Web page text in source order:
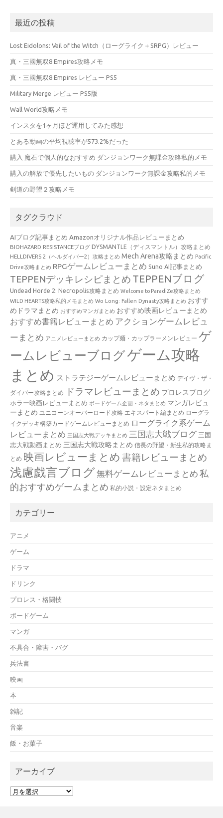
最近の投稿
Lost Eidolons: Veil of the Witch（ローグライク＋SRPG）レビュー
真・三國無双8 Empires攻略メモ
真・三國無双8 Empires レビュー PS5
Military Merge レビュー PS5版
Wall World攻略メモ
インスタを1ヶ月ほど運用してみた感想
とある動画の平均視聴率が573.2%だった
購入 魔石で個人的なおすすめ ダンジョンワーク無課金攻略私的メモ
購入の解放で優先したいもの ダンジョンワーク無課金攻略私的メモ
剣道の野望２攻略メモ
タグクラウド
AIブログ記事まとめ Amazonオリジナル作品レビューまとめ
BIOHAZARD RESISTANCEブログ DYSMANTLE（ディスマントル）攻略まとめ
HELLDIVERS 2（ヘルダイバー2）攻略まとめ Mech Arena攻略まとめ Pacific
Drive攻略まとめ RPGゲームレビューまとめ Suno AI記事まとめ
TEPPENデッキレシピまとめ TEPPENブログ
Undead Horde 2: Necropolis攻略まとめ Welcome to ParadiZe攻略まとめ
WILD HEARTS攻略私的メモまとめ Wo Long: Fallen Dynasty攻略まとめ おすす
めドラマまとめ おすすめマンガまとめ おすすめ映画レビューまとめ
おすすめ書籍レビューまとめ アクションゲームレビュ
ーまとめ アニメレビューまとめ カップ麺・カップラーメンレビュー ゲ
ームレビューブログゲーム攻略
まとめ ストラテジーゲームレビューまとめ デイヴ・ザ・
ダイバー攻略まとめ ドラマレビューまとめ プロレスブログ
ホラー映画レビューまとめ ボードゲーム企画・ネタまとめ マンガレビュ
ーまとめ ユニコーンオーバーロード攻略 エキスパート編まとめ ローグラ
イクデッキ構築カードゲームレビューまとめ ローグライク系ゲーム
レビューまとめ 三国志大戦デッキまとめ 三国志大戦ブログ 三国
志大戦動画まとめ 三国志大戦攻略まとめ 信長の野望・新生私的攻略ま
とめ 映画レビューまとめ 書籍レビューまとめ
浅慮戯言ブログ無料ゲームレビューまとめ 私
的おすすめゲームまとめ 私的小説・設定ネタまとめ
カテゴリー
アニメ
ゲーム
ドラマ
ドリンク
プロレス・格闘技
ボードゲーム
マンガ
不具合・障害・バグ
兵法書
映画
本
雑記
音楽
飯・お菓子
アーカイブ
ア